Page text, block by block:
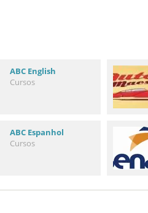
ABC English
Cursos
ABC Espanhol
Cursos